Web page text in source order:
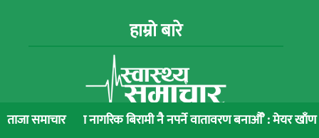
ताजा समाचार
नागरिक बिरामी नै नपर्ने वातावरण बनाऔँ’ : मेयर खाँण तीन
हाम्रो बारे
प्रेस काउन्सिल सूचीकरण नम्बर :१६२५/०७७/०७८